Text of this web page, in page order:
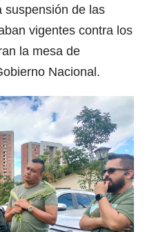
suspensión de las
vigentes contra los
la mesa de
Nacional.